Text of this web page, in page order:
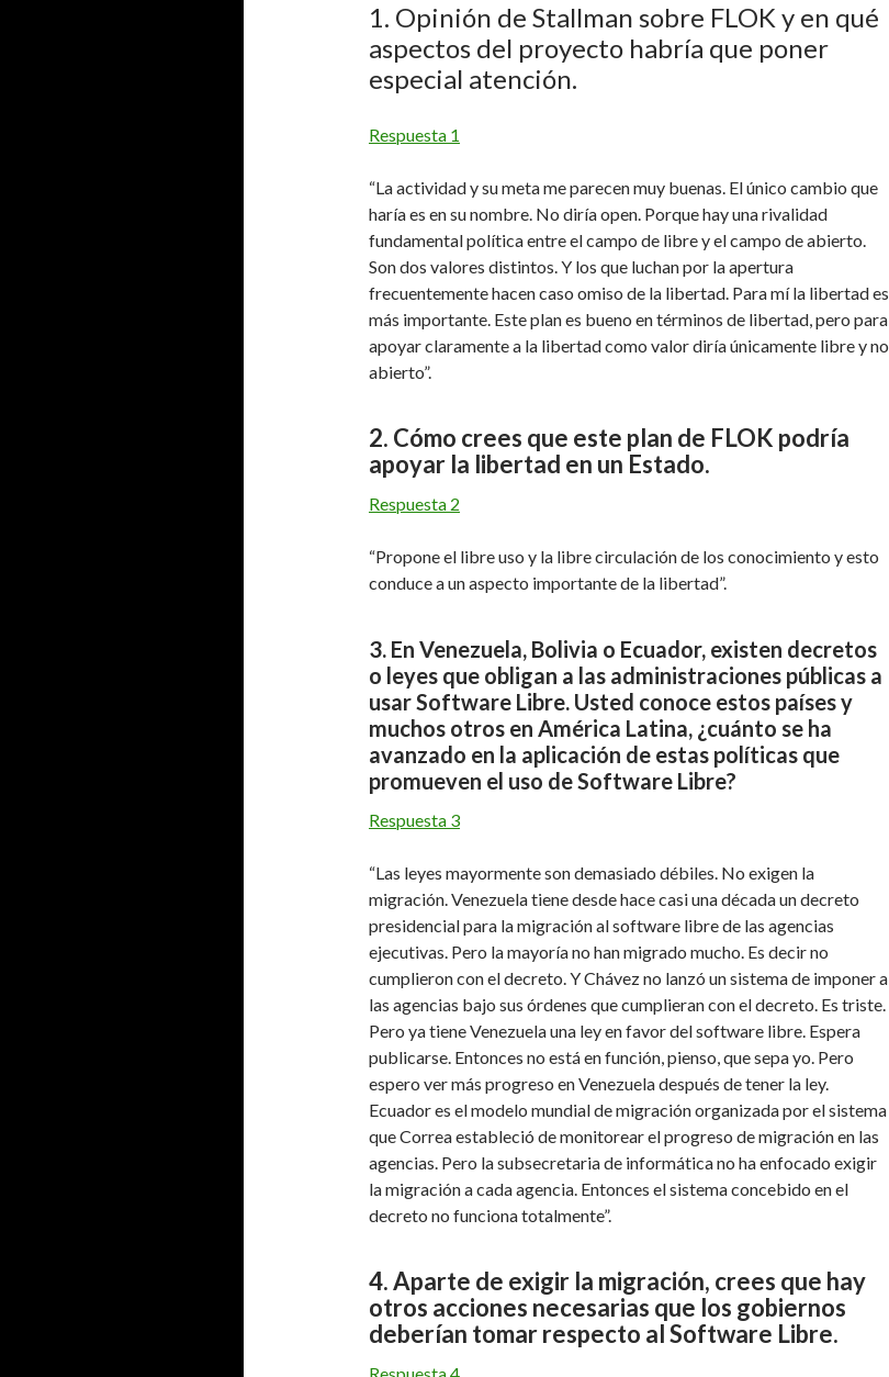
1. Opinión de Stallman sobre FLOK y en qué
aspectos del proyecto habría que poner
especial atención.
Respuesta 1
“La actividad y su meta me parecen muy buenas. El único cambio que
haría es en su nombre. No diría open. Porque hay una rivalidad
fundamental política entre el campo de libre y el campo de abierto.
Son dos valores distintos. Y los que luchan por la apertura
frecuentemente hacen caso omiso de la libertad. Para mí la libertad es
más importante. Este plan es bueno en términos de libertad, pero para
apoyar claramente a la libertad como valor diría únicamente libre y no
abierto”.
2. Cómo crees que este plan de FLOK podría
apoyar la libertad en un Estado.
Respuesta 2
“Propone el libre uso y la libre circulación de los conocimiento y esto
conduce a un aspecto importante de la libertad”.
3. En Venezuela, Bolivia o Ecuador, existen decretos
o leyes que obligan a las administraciones públicas a
usar Software Libre. Usted conoce estos países y
muchos otros en América Latina, ¿cuánto se ha
avanzado en la aplicación de estas políticas que
promueven el uso de Software Libre?
Respuesta 3
“Las leyes mayormente son demasiado débiles. No exigen la
migración. Venezuela tiene desde hace casi una década un decreto
presidencial para la migración al software libre de las agencias
ejecutivas. Pero la mayoría no han migrado mucho. Es decir no
cumplieron con el decreto. Y Chávez no lanzó un sistema de imponer a
las agencias bajo sus órdenes que cumplieran con el decreto. Es triste.
Pero ya tiene Venezuela una ley en favor del software libre. Espera
publicarse. Entonces no está en función, pienso, que sepa yo. Pero
espero ver más progreso en Venezuela después de tener la ley.
Ecuador es el modelo mundial de migración organizada por el sistema
que Correa estableció de monitorear el progreso de migración en las
agencias. Pero la subsecretaria de informática no ha enfocado exigir
la migración a cada agencia. Entonces el sistema concebido en el
decreto no funciona totalmente”.
4. Aparte de exigir la migración, crees que hay
otros acciones necesarias que los gobiernos
deberían tomar respecto al Software Libre.